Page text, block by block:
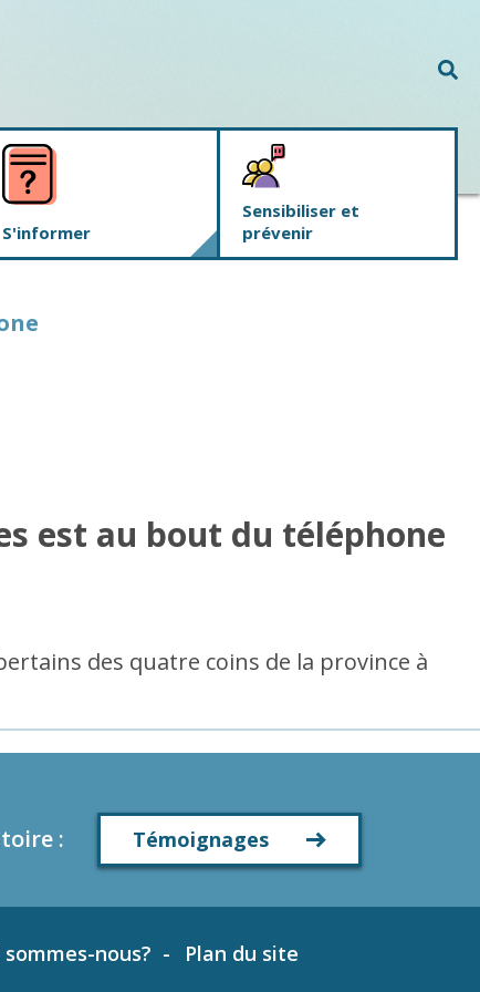
S'informer
Sensibiliser et
prévenir
est au bout du téléphone
des quatre coins de la province à
: Témoignages
sommes-nous? Plan du site